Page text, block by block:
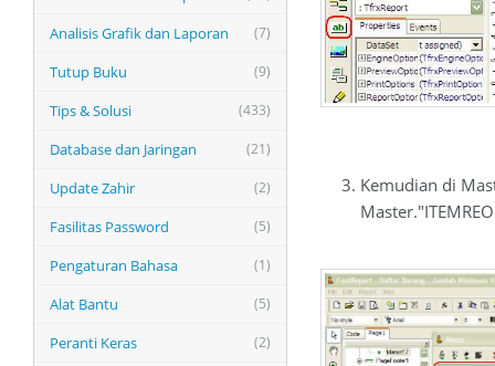
(7)
Analisis Grafik dan Laporan
(9)
Tutup Buku
(433)
Tips & Solusi
(21)
Database dan Jaringan
(2)
Update Zahir
(5)
Fasilitas Password
(1)
Pengaturan Bahasa
(5)
Alat Bantu
(2)
Peranti Keras
Kemudian di